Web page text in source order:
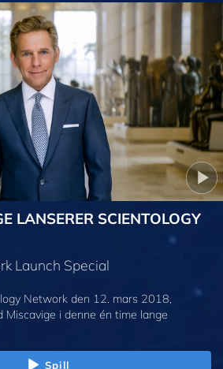
LANSERER SCIENTOLOGY
Launch Special
Network den 12. mars 2018,
Miscavige i denne én time lange
Spill